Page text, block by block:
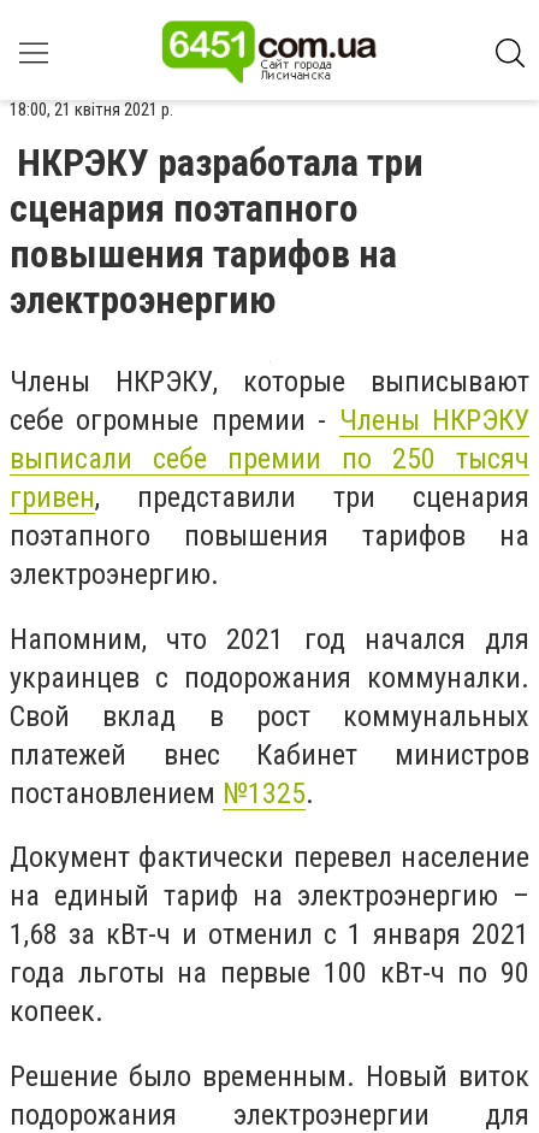
18:00, 21 квітня 2021 р.
НКРЭКУ разработала три
сценария поэтапного
повышения тарифов на
электроэнергию
Члены НКРЭКУ, которые выписывают
себе огромные премии - Члены НКРЭКУ
выписали себе премии по 250 тысяч
гривен, представили три сценария
поэтапного повышения тарифов на
электроэнергию.
Напомним, что 2021 год начался для
украинцев с подорожания коммуналки.
Свой вклад в рост коммунальных
платежей внес Кабинет министров
постановлением №1325.
Документ фактически перевел население
на единый тариф на электроэнергию –
1,68 за кВт-ч и отменил с 1 января 2021
года льготы на первые 100 кВт-ч по 90
копеек.
Решение было временным. Новый виток
подорожания электроэнергии для